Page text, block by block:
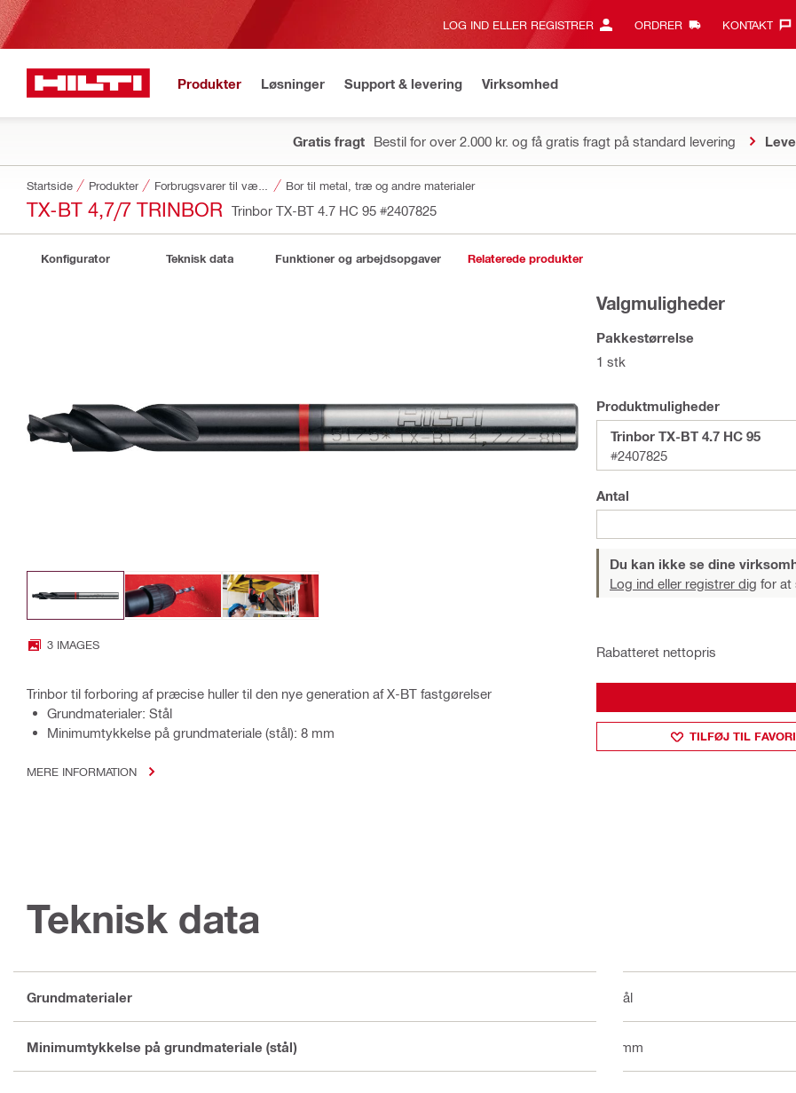
LOG IND ELLER REGISTRER ORDRER KONTAKT‎
Produkter Løsninger Support & levering Virksomhed
Gratis fragt Bestil for over 2.000 kr. og få gratis fragt på standard levering
Startside Produkter Bor til metal, træ og andre materialer
TX-BT 4,7/7 TRINBOR Trinbor TX-BT 4.7 HC 95 #2407825
Konfigurator Teknisk data Funktioner og arbejdsopgaver Relaterede produkter
3 IMAGES
Trinbor til forboring af præcise huller til den nye generation af X-BT fastgørelser
Grundmaterialer: Stål
Minimumtykkelse på grundmateriale (stål): 8 mm
MERE INFORMATION
Valgmuligheder
Pakkestørrelse
1 stk
Produktmuligheder
Trinbor TX-BT 4.7 HC 95
#2407825
Antal
Du kan ikke se dine
Log ind eller registrer dig for at
Rabatteret nettopris
TILFØJ TIL
Teknisk data
Grundmaterialer Stål
Minimumtykkelse på grundmateriale (stål) 8 mm